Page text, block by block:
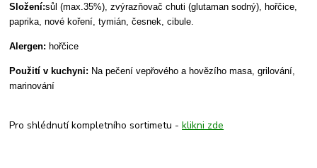
Složení:sůl (max.35%), zvýrazňovač chuti (glutaman sodný), hořčice,
paprika, nové koření, tymián, česnek, cibule.
Alergen: hořčice
Použití v kuchyni: Na pečení vepřového a hovězího masa, grilování,
marinování
Pro shlédnutí kompletního sortimetu -klikni zde